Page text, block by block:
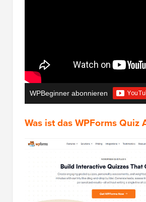
WPBeginner abonnieren
Was ist das WPForms Quiz